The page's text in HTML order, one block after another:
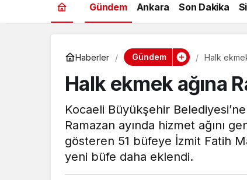
Gündem Ankara Son Dakika
Haberler Gündem Halk
Halk ekmek ağına
Kocaeli Büyükşehir
Ramazan ayında hizmet ağını
gösteren 51 büfeye İzmit Fatih
yeni büfe daha eklendi.
Gündem